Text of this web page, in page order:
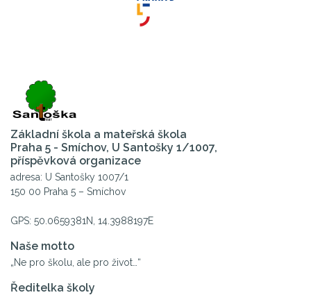
Základní škola a mateřská škola
Praha 5 - Smíchov, U Santošky 1/1007,
příspěvková organizace
adresa: U Santošky 1007/1
150 00 Praha 5 – Smíchov
GPS: 50.0659381N, 14.3988197E
Naše motto
„Ne pro školu, ale pro život…“
Ředitelka školy